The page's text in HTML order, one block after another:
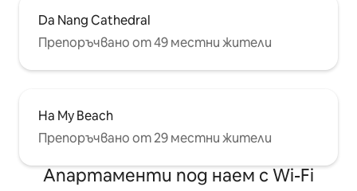
Da Nang Cathedral
Препоръчвано от 49 местни жители
Ha My Beach
Препоръчвано от 29 местни жители
Апартаменти под наем с Wi-Fi